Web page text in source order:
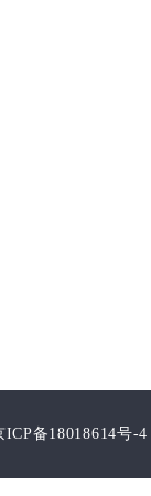
备18018614号-4